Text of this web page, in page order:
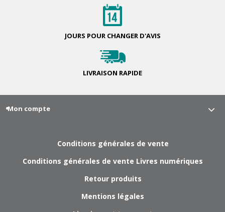
JOURS POUR CHANGER D'AVIS
LIVRAISON RAPIDE
Mon compte
Conditions générales de vente
Conditions générales de vente Livres numériques
Retour produits
Mentions légales